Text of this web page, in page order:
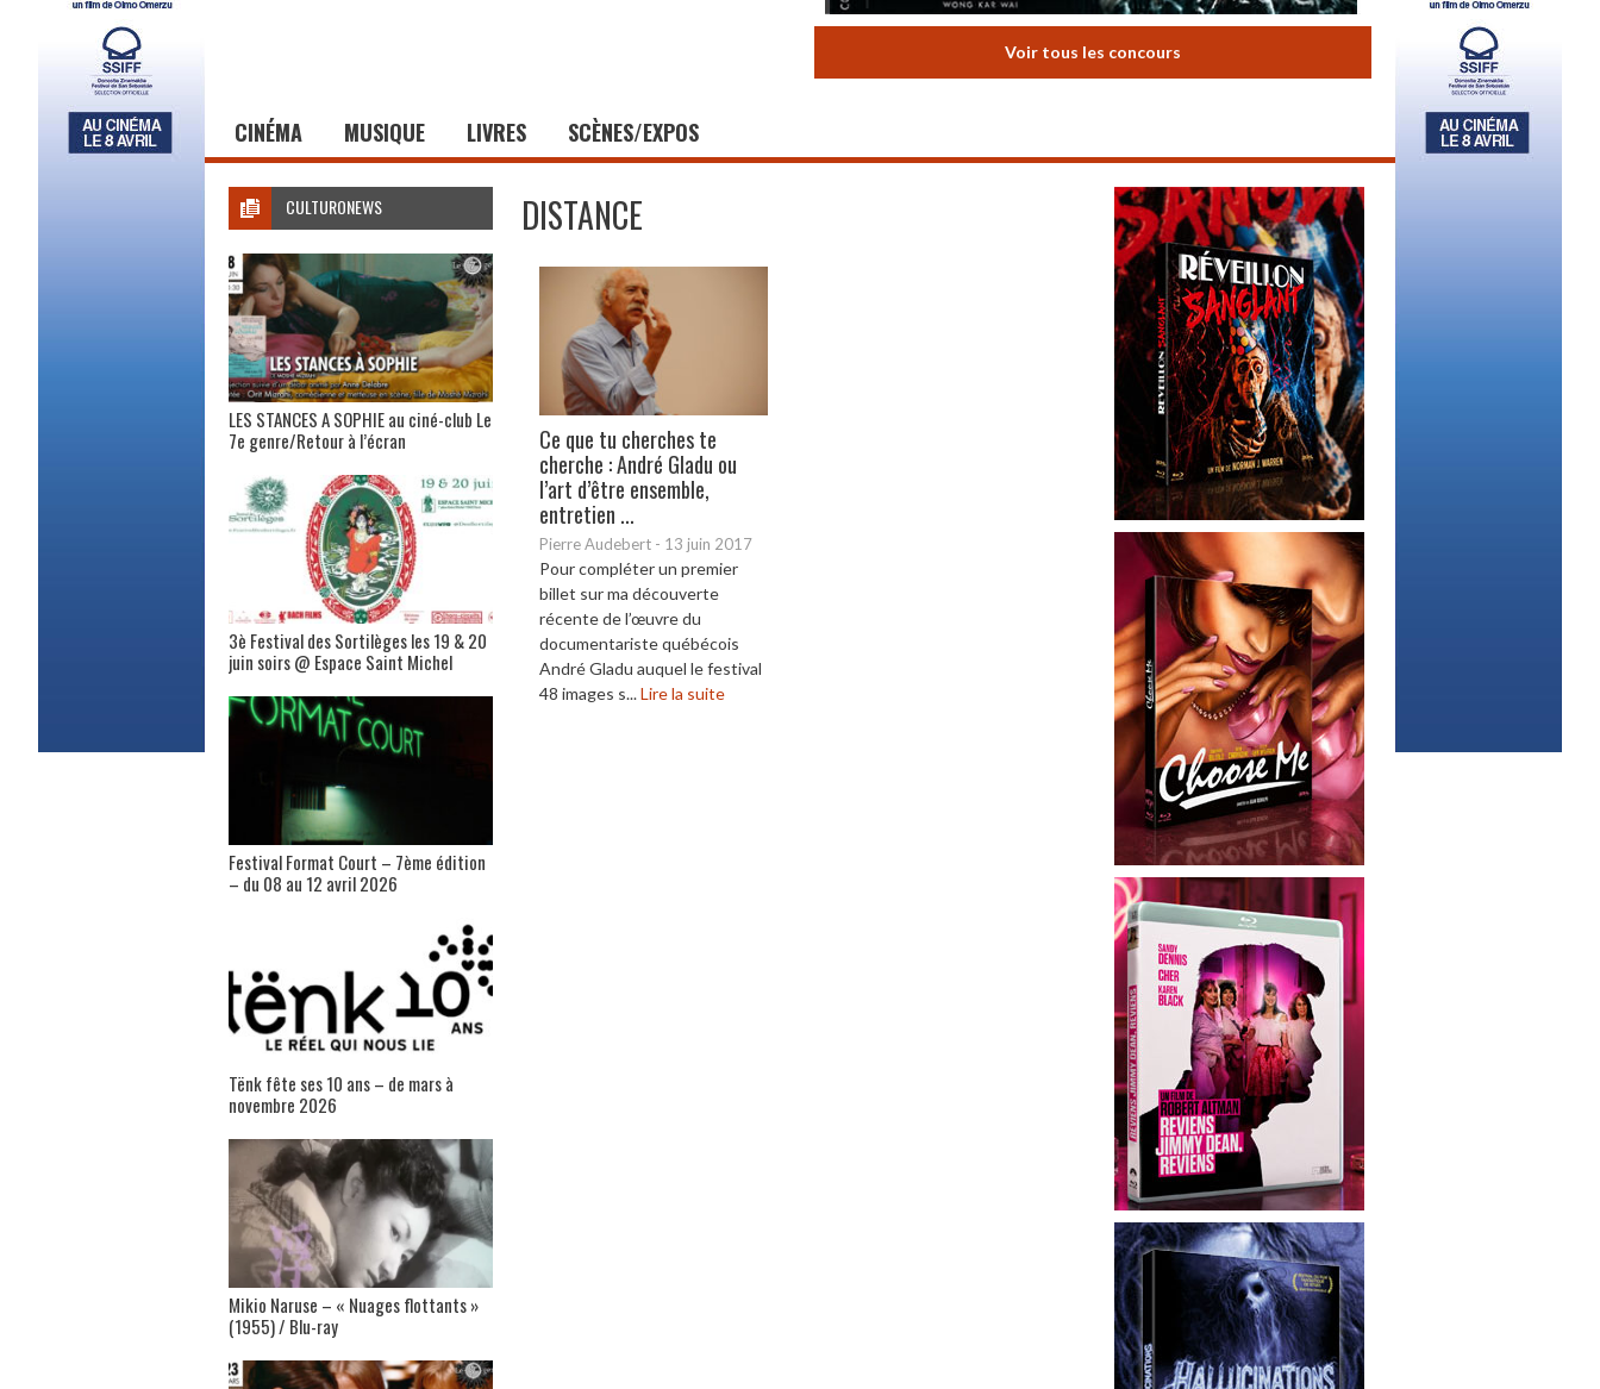
Voir tous les concours
CINÉMA MUSIQUE LIVRES SCÈNES/EXPOS
DISTANCE
Ce que tu cherches te
cherche : André Gladu ou
l’art d’être ensemble,
entretien ...
Pierre Audebert - 13 juin 2017
Pour compléter un premier
billet sur ma découverte
récente de l’œuvre du
documentariste québécois
André Gladu auquel le festival
48 images s...Lire la suite
CULTURONEWS
LES STANCES A SOPHIE au ciné-club Le
7e genre/Retour à l’écran
3è Festival des Sortilèges les 19 & 20
juin soirs @ Espace Saint Michel
Festival Format Court – 7ème édition
– du 08 au 12 avril 2026
Tënk fête ses 10 ans – de mars à
novembre 2026
Mikio Naruse – « Nuages flottants »
(1955) / Blu-ray